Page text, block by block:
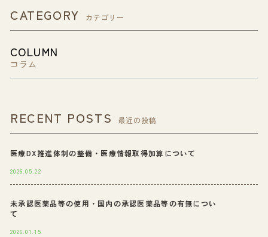
CATEGORY カテゴリー
COLUMN
コラム
RECENT POSTS 最近の投稿
医療DX推進体制の整備・医療情報取得加算について
2026.05.22
未承認医薬品等の使用・国内の承認医薬品等の有無につい
て
2026.01.15